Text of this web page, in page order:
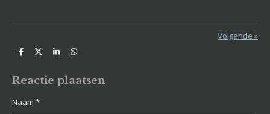
Volgende »
D
e
n
D
l
S
r
e
D
e
n
Reactie plaatsen
Naam *